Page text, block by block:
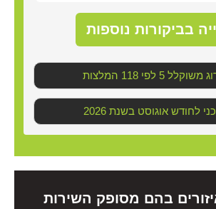
בביקורות נוספות
5 לפי 118 המלצות
עדכני לחודש אוגוסט בשנת
בהם מסופק השירות